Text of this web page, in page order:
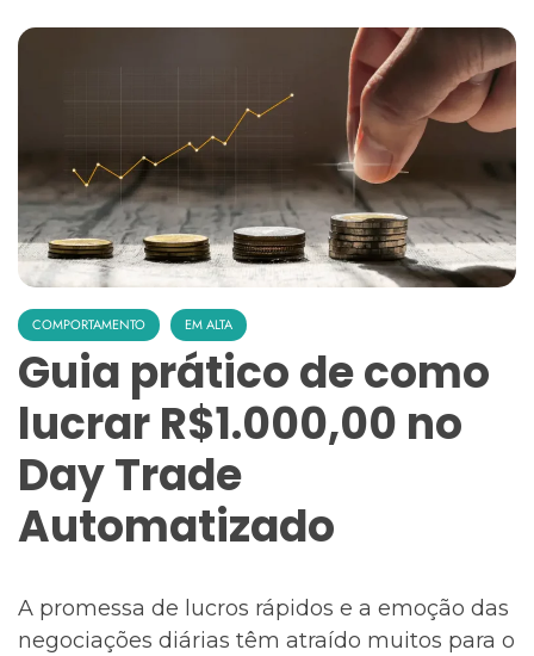
COMPORTAMENTO EM ALTA
Guia prático de como
lucrar R$1.000,00 no
Day Trade
Automatizado
A promessa de lucros rápidos e a emoção das
negociações diárias têm atraído muitos para o